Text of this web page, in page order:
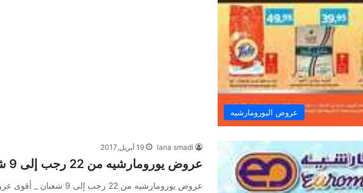
عروض اليورومارشيه
lana smadi 19 أبريل,2017
عروض يورومارشيه من 22 رجب إلى 9 شعبان _ أقوى عروض
عروض يورومارشيه من 22 رجب إلى 9 شعبان _ أقوى عروض عروض يورومارشيه من 22 رجب إلى 9 شعبان _…